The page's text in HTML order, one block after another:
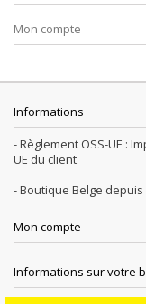
Mon compte
Informations
- Règlement OSS-UE :
UE du client
- Boutique Belge depuis
Mon compte
Informations sur votre